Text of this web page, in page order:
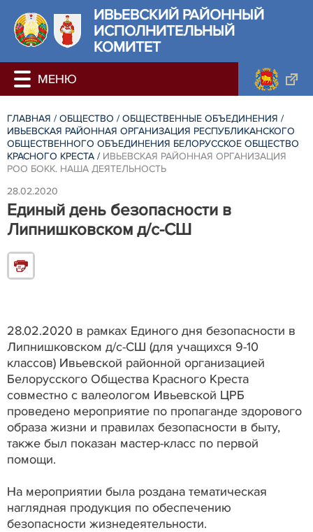
ИВЬЕВСКИЙ РАЙОННЫЙ
ИСПОЛНИТЕЛЬНЫЙ
КОМИТЕТ
ГЛАВНАЯ / ОБЩЕСТВО / ОБЩЕСТВЕННЫЕ ОБЪЕДИНЕНИЯ /
ИВЬЕВСКАЯ РАЙОННАЯ ОРГАНИЗАЦИЯ РЕСПУБЛИКАНСКОГО
ОБЩЕСТВЕННОГО ОБЪЕДИНЕНИЯ БЕЛОРУССКОЕ ОБЩЕСТВО
КРАСНОГО КРЕСТА / ИВЬЕВСКАЯ РАЙОННАЯ ОРГАНИЗАЦИЯ
РОО БОКК. НАША ДЕЯТЕЛЬНОСТЬ
28.02.2020
Единый день безопасности в
Липнишковском д/с-СШ
28.02.2020 в рамках Единого дня безопасности в
Липнишковском д/с-СШ (для учащихся 9-10
классов) Ивьевской районной организацией
Белорусского Общества Красного Креста
совместно с валеологом Ивьевской ЦРБ
проведено мероприятие по пропаганде здорового
образа жизни и правилах безопасности в быту,
также был показан мастер-класс по первой
помощи.
На мероприятии была роздана тематическая
наглядная продукция по обеспечению
безопасности жизнедеятельности.